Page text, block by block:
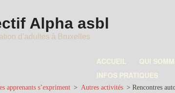
Alpha asbl
d’adultes à Bruxelles
ACCUEIL QUI
INFOS PRATIQUES
apprenants s’expriment > Autres activités > Rencontres